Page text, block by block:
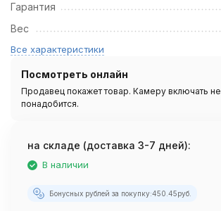
Гарантия
Вес
Все характеристики
Посмотреть онлайн
Продавец покажет товар. Камеру включать не
понадобится.
на складе (доставка 3-7 дней):
В наличии
Бонусных рублей за покупку:450.45руб.